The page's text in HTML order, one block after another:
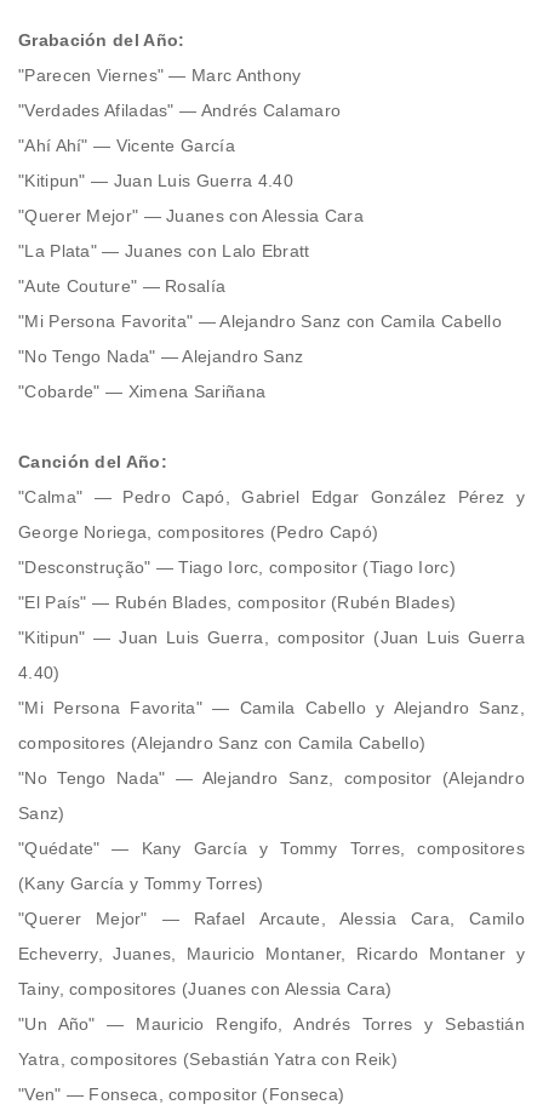
Grabación del Año:
"Parecen Viernes" — Marc Anthony
"Verdades Afiladas" — Andrés Calamaro
"Ahí Ahí" — Vicente García
"Kitipun" — Juan Luis Guerra 4.40
"Querer Mejor" — Juanes con Alessia Cara
"La Plata" — Juanes con Lalo Ebratt
"Aute Couture" — Rosalía
"Mi Persona Favorita" — Alejandro Sanz con Camila Cabello
"No Tengo Nada" — Alejandro Sanz
"Cobarde" — Ximena Sariñana
Canción del Año:
"Calma" — Pedro Capó, Gabriel Edgar González Pérez y
George Noriega, compositores (Pedro Capó)
"Desconstrução" — Tiago Iorc, compositor (Tiago Iorc)
"El País" — Rubén Blades, compositor (Rubén Blades)
"Kitipun" — Juan Luis Guerra, compositor (Juan Luis Guerra
4.40)
"Mi Persona Favorita" — Camila Cabello y Alejandro Sanz,
compositores (Alejandro Sanz con Camila Cabello)
"No Tengo Nada" — Alejandro Sanz, compositor (Alejandro
Sanz)
"Quédate" — Kany García y Tommy Torres, compositores
(Kany García y Tommy Torres)
"Querer Mejor" — Rafael Arcaute, Alessia Cara, Camilo
Echeverry, Juanes, Mauricio Montaner, Ricardo Montaner y
Tainy, compositores (Juanes con Alessia Cara)
"Un Año" — Mauricio Rengifo, Andrés Torres y Sebastián
Yatra, compositores (Sebastián Yatra con Reik)
"Ven" — Fonseca, compositor (Fonseca)